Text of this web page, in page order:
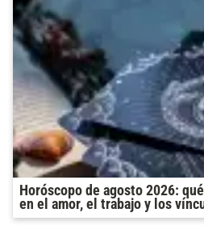
Horóscopo de agosto 2026:
en el amor, el trabajo y los